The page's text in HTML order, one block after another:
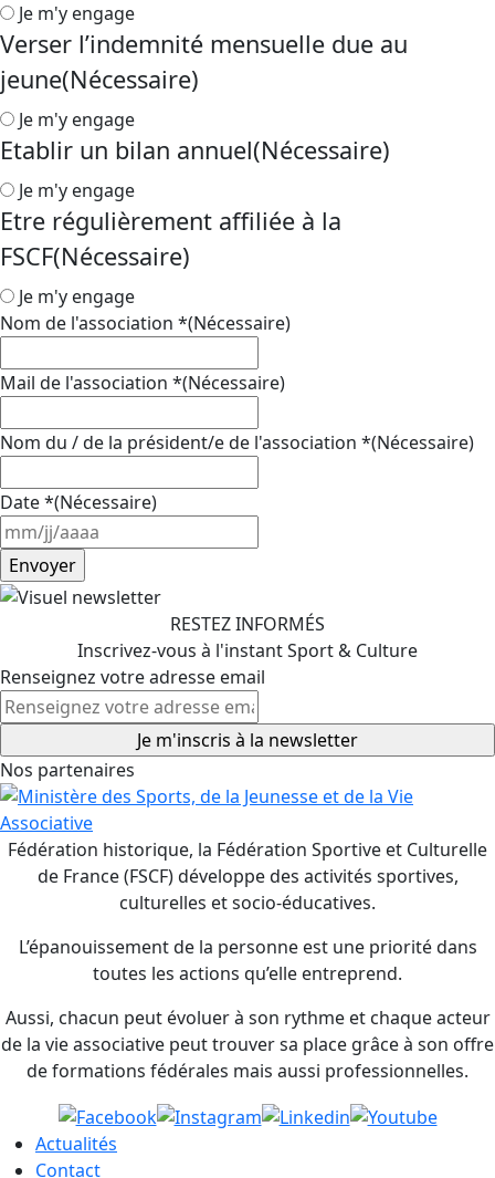
Je m'y engage
Verser l’indemnité mensuelle due au
jeune(Nécessaire)
Je m'y engage
Etablir un bilan annuel(Nécessaire)
Je m'y engage
Etre régulièrement affiliée à la
FSCF(Nécessaire)
Je m'y engage
Nom de l'association *(Nécessaire)
Mail de l'association *(Nécessaire)
Nom du / de la président/e de l'association *(Nécessaire)
Date *(Nécessaire)
slash
AAAA
RESTEZ INFORMÉS
Inscrivez-vous à l'instant Sport & Culture
Renseignez votre adresse email
Nos partenaires
Fédération historique, la Fédération Sportive et Culturelle
de France (FSCF) développe des activités sportives,
culturelles et socio-éducatives.
L’épanouissement de la personne est une priorité dans
toutes les actions qu’elle entreprend.
Aussi, chacun peut évoluer à son rythme et chaque acteur
de la vie associative peut trouver sa place grâce à son offre
de formations fédérales mais aussi professionnelles.
Actualités
Contact